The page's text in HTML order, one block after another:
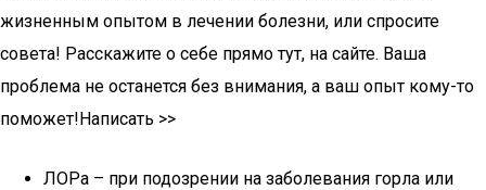
жизненным опытом в лечении болезни, или спросите
совета! Расскажите о себе прямо тут, на сайте. Ваша
проблема не останется без внимания, а ваш опыт кому-то
поможет!Написать >>
ЛОРа – при подозрении на заболевания горла или